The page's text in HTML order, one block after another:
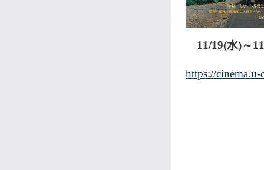
11/19(水)～
https://